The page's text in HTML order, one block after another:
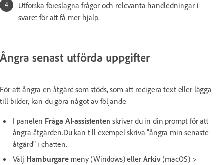
Utforska föreslagna frågor och relevanta handledningar i
svaret för att få mer hjälp.
Ångra senast utförda uppgifter
För att ångra en åtgärd som stöds, som att redigera text eller lägga
till bilder, kan du göra något av följande:
I panelen Fråga AI-assistenten skriver du in din prompt för att
ångra åtgärden.Du kan till exempel skriva "ångra min senaste
åtgärd" i chatten.
Välj Hamburgare meny (Windows) eller Arkiv (macOS) >